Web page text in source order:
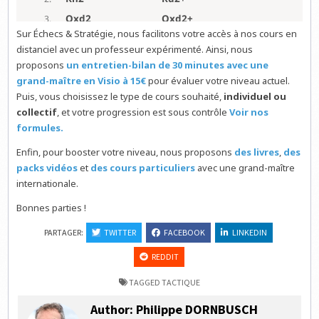
Sur Échecs & Stratégie, nous facilitons votre accès à nos cours en
distanciel avec un professeur expérimenté. Ainsi, nous
proposons un entretien-bilan de 30 minutes avec une
grand-maître en Visio à 15€pour évaluer votre niveau actuel.
Puis, vous choisissez le type de cours souhaité, individuel ou
collectif, et votre progression est sous contrôleVoir nos
formules.
Enfin, pour booster votre niveau, nous proposons des livres, des
packs vidéoset des cours particuliers avec une grand-maître
internationale.
Bonnes parties !
PARTAGER: TWITTER FACEBOOK LINKEDIN
REDDIT
TAGGED TACTIQUE
Author: Philippe DORNBUSCH